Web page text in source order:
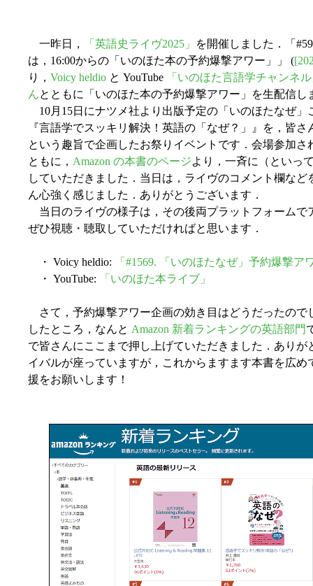
一昨日， 「英語史ライヴ2025」
を開催しました．「
は，16:00からの「いのほた本の予約爆撃アワー」」 (
り， Voicy heldio と YouTube
「いのほた言語学チャンネ
んとともに「いのほた本の予約爆撃アワー」を生配信し
10月15日にナツメ社より出版予定の「いのほたなぜ」
『言語学でスッキリ解決！英語の「なぜ？」』を，皆
という趣旨で企画したお祭りイベントです．会場参加
ともに， Amazon の本書のページより，一斉に（といっ
していただきました．当日は，ライヴのコメント欄な
ん心強く感じました．ありがとうございます．
当日のライヴの様子は，その後両プラットフォームで
ぜひ視聴・聴取していただければと思います．
・ Voicy heldio:
「#1569. 「いのほたなぜ」予約爆撃
・ YouTube:
「いのほた本ライブ」
さて，予約爆撃アワー企画の効き目はどうだったの
したところ，なんと Amazon 新着ランキングの英語部門
で皆さんにここまで押し上げていただきました．あり
イバルが座っていますが，これからますます本書を広
援をお願いします！